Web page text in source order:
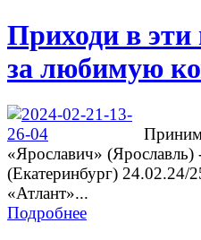
Приходи в
за любимую
«Ярославич»
(Екатеринбург)
«Атлант»...
Подробнее